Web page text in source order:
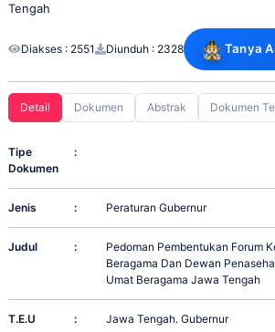
Tengah
Diakses : 2551 Diunduh : 2328 Tanya
Detail Dokumen Abstrak Dokumen
Tipe
Dokumen
:
Jenis : Peraturan Gubernur
Judul :
Pedoman Pembentukan Forum
Beragama Dan Dewan
Umat Beragama Jawa Tengah
T.E.U : Jawa Tengah. Gubernur